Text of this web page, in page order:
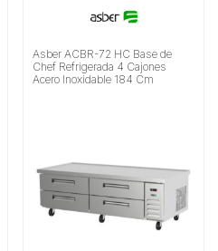
Asber ACBR-72 HC Base de
Chef Refrigerada 4 Cajones
Acero Inoxidable 184 Cm